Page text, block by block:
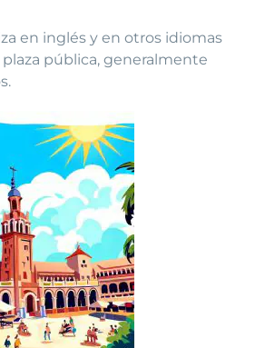
en inglés y en otros idiomas
plaza pública, generalmente